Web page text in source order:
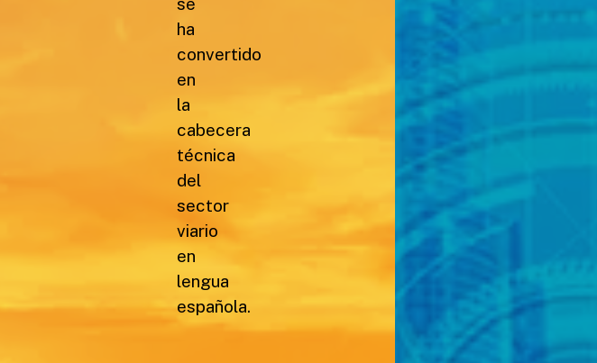
ha
convertido
en
la
cabecera
técnica
del
sector
viario
en
lengua
española.